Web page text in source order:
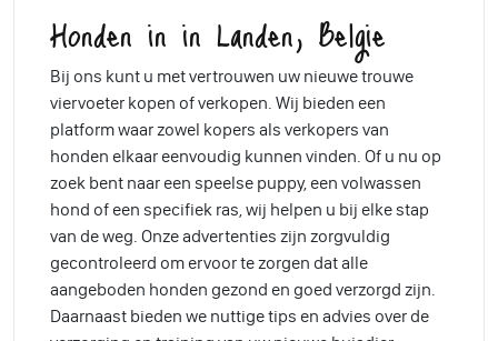
Honden in in Landen, Belgie
Bij ons kunt u met vertrouwen uw nieuwe trouwe
viervoeter kopen of verkopen. Wij bieden een
platform waar zowel kopers als verkopers van
honden elkaar eenvoudig kunnen vinden. Of u nu op
zoek bent naar een speelse puppy, een volwassen
hond of een specifiek ras, wij helpen u bij elke stap
van de weg. Onze advertenties zijn zorgvuldig
gecontroleerd om ervoor te zorgen dat alle
aangeboden honden gezond en goed verzorgd zijn.
Daarnaast bieden we nuttige tips en advies over de